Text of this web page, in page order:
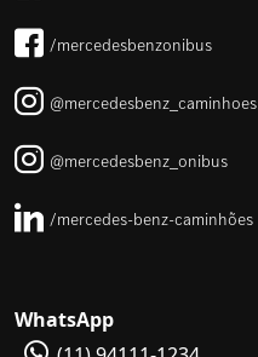
/mercedesbenzonibus
@mercedesbenz_caminhoes
@mercedesbenz_onibus
/mercedes-benz-caminhões
WhatsApp